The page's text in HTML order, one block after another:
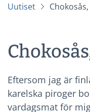
Uutiset
Eftersom jag är
karelska piroger
vardagsmat för